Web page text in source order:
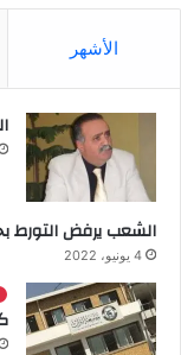
الأشهر
الشعب يرفض التورط
4 يونيو، 2022